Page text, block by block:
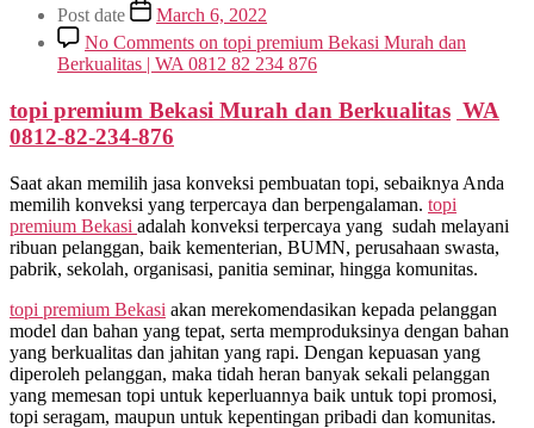
Post date
March 6, 2022
No Comments on topi premium Bekasi Murah dan
Berkualitas | WA 0812 82 234 876
topi premium Bekasi Murah dan Berkualitas WA
0812-82-234-876
Saat akan memilih jasa konveksi pembuatan topi, sebaiknya Anda
memilih konveksi yang terpercaya dan berpengalaman. topi
premium Bekasi adalah konveksi terpercaya yang sudah melayani
ribuan pelanggan, baik kementerian, BUMN, perusahaan swasta,
pabrik, sekolah, organisasi, panitia seminar, hingga komunitas.
topi premium Bekasi akan merekomendasikan kepada pelanggan
model dan bahan yang tepat, serta memproduksinya dengan bahan
yang berkualitas dan jahitan yang rapi. Dengan kepuasan yang
diperoleh pelanggan, maka tidah heran banyak sekali pelanggan
yang memesan topi untuk keperluannya baik untuk topi promosi,
topi seragam, maupun untuk kepentingan pribadi dan komunitas.